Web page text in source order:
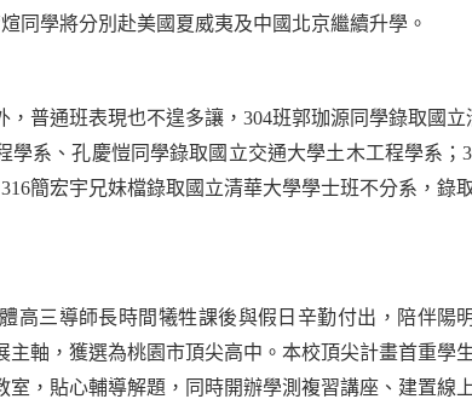
同學將分別赴美國夏威夷及中國北京繼續升學。
普通班表現也不遑多讓， 304班郭珈源同學錄取國立
學系、孔慶愷同學錄取國立交通大學土木工程學系；
316簡宏宇兄妹檔錄取國立清華大學學士班不分系，錄
高三導師長時間犧牲課後與假日辛勤付出，陪伴陽
主軸，獲選為桃園市頂尖高中。本校頂尖計畫首重學
室，貼心輔導解題，同時開辦學測複習講座、建置線